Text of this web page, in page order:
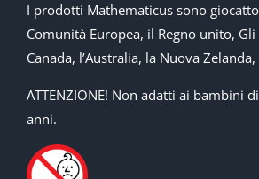
I prodotti Mathematicus sono
Comunità Europea, il Regno unito,
Canada, l’Australia, la Nuova
ATTENZIONE! Non adatti ai bambini
anni.